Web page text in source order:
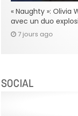
« Naughty »: Olivia
avec un duo
7 jours ago
SOCIAL